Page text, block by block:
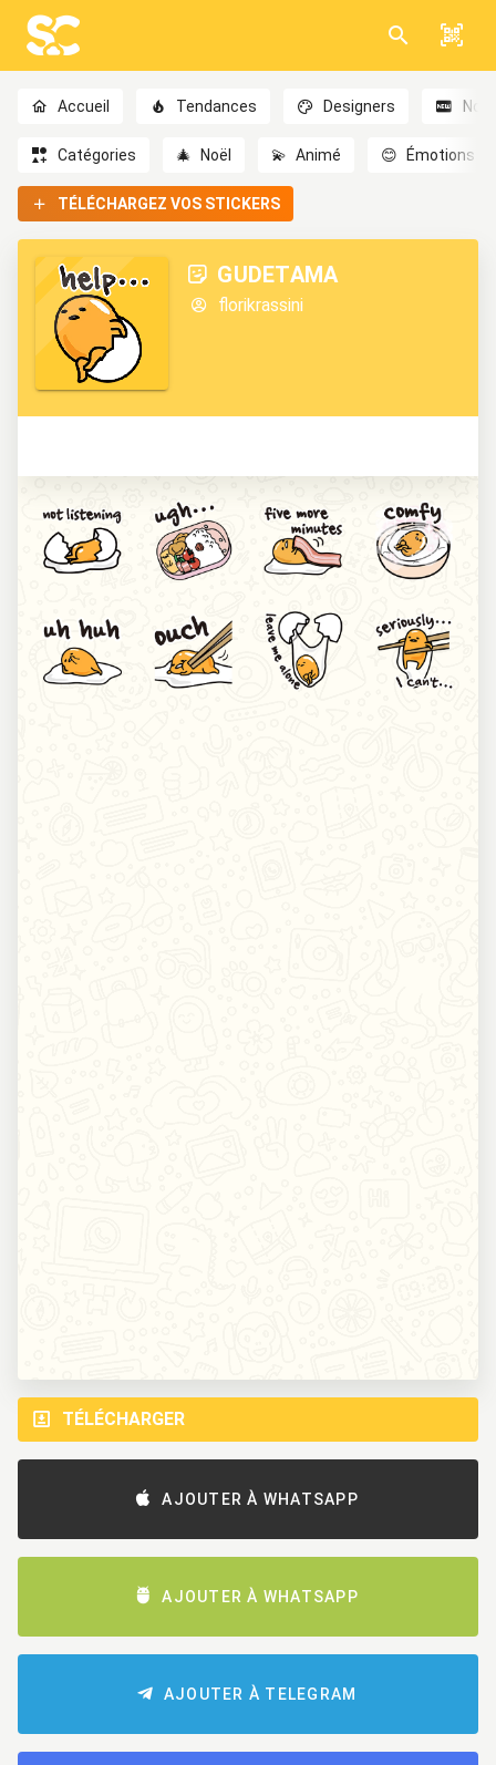
Accueil Tendances Designers
Catégories 🎄 Noël 💫 Animé 😊 Émotions
TÉLÉCHARGEZ VOS STICKERS
GUDETAMA
florikrassini
TÉLÉCHARGER
AJOUTER À WHATSAPP
AJOUTER À WHATSAPP
AJOUTER À TELEGRAM